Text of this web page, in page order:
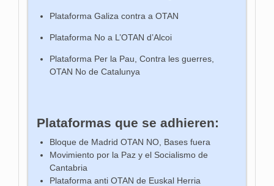
Plataforma Galiza contra a OTAN
Plataforma No a L’OTAN d’Alcoi
Plataforma Per la Pau, Contra les guerres,
OTAN No de Catalunya
Plataformas que se adhieren:
Bloque de Madrid OTAN NO, Bases fuera
Movimiento por la Paz y el Socialismo de
Cantabria
Plataforma anti OTAN de Euskal Herria